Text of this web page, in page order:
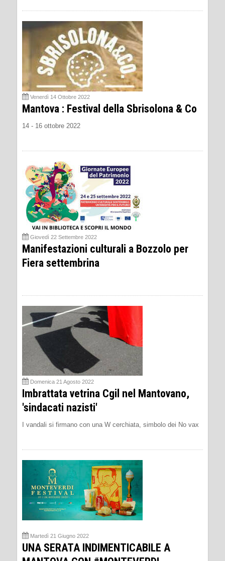
Venerdì 14 Ottobre 2022
Mantova : Festival della Sbrisolona & Co
14 - 16 ottobre 2022
Giovedì 22 Settembre 2022
Manifestazioni culturali a Bozzolo per
Fiera settembrina
Domenica 21 Agosto 2022
Imbrattata vetrina Cgil nel Mantovano,
'sindacati nazisti'
I vandali si firmano con una W cerchiata, simbolo dei No vax
Martedì 21 Giugno 2022
UNA SERATA INDIMENTICABILE A